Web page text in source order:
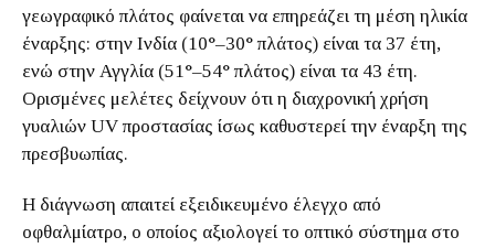
γεωγραφικό πλάτος φαίνεται να επηρεάζει τη μέση ηλικία
έναρξης: στην Ινδία (10°–30° πλάτος) είναι τα 37 έτη,
ενώ στην Αγγλία (51°–54° πλάτος) είναι τα 43 έτη.
Ορισμένες μελέτες δείχνουν ότι η διαχρονική χρήση
γυαλιών UV προστασίας ίσως καθυστερεί την έναρξη της
πρεσβυωπίας.
Η διάγνωση απαιτεί εξειδικευμένο έλεγχο από
οφθαλμίατρο, ο οποίος αξιολογεί το οπτικό σύστημα στο